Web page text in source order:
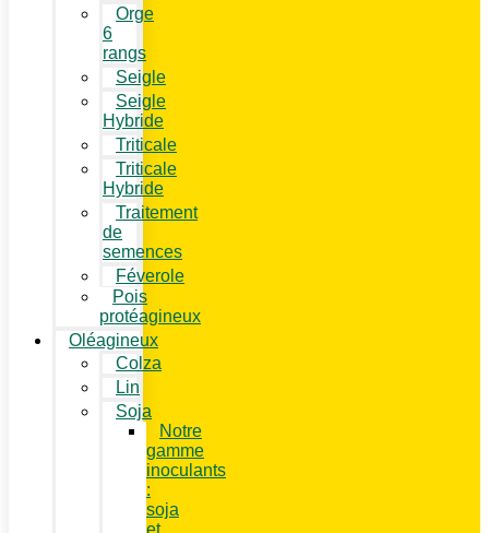
Orge
6
rangs
Seigle
Seigle
Hybride
Triticale
Triticale
Hybride
Traitement
de
semences
Féverole
Pois
protéagineux
Oléagineux
Colza
Lin
Soja
Notre
gamme
inoculants
:
soja
et